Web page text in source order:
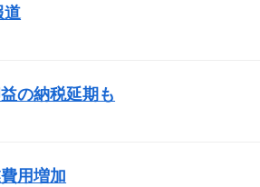
道
の納税延期も
用増加